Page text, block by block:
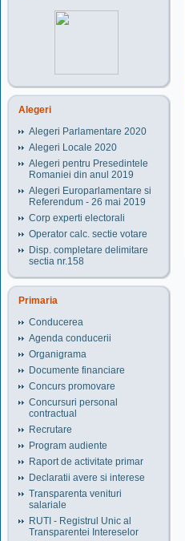
Alegeri
Alegeri Parlamentare 2020
Alegeri Locale 2020
Alegeri pentru Presedintele
Romaniei din anul 2019
Alegeri Europarlamentare si
Referendum - 26 mai 2019
Corp experti electorali
Operator calc. sectie votare
Disp. completare delimitare
sectia nr.158
Primaria
Conducerea
Agenda conducerii
Organigrama
Documente financiare
Concurs promovare
Concursuri personal
contractual
Recrutare
Program audiente
Raport de activitate primar
Declaratii avere si interese
Transparenta venituri
salariale
RUTI - Registrul Unic al
Transparentei Intereselor